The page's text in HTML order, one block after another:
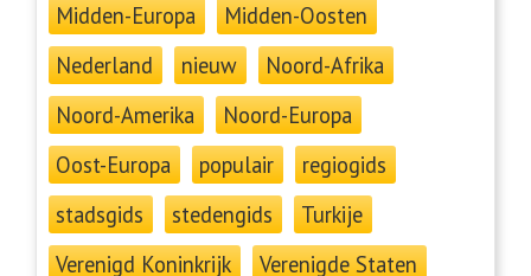
Midden-Europa
Midden-Oosten
Nederland
nieuw
Noord-Afrika
Noord-Amerika
Noord-Europa
Oost-Europa
populair
regiogids
stadsgids
stedengids
Turkije
Verenigd Koninkrijk
Verenigde Staten